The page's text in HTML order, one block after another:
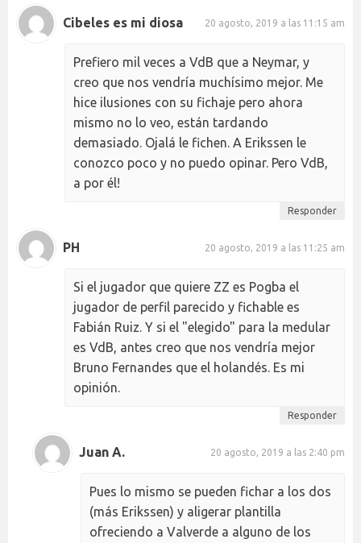
Cibeles es mi diosa 20 agosto, 2019 a las 11:15 am
Prefiero mil veces a VdB que a Neymar, y
creo que nos vendría muchísimo mejor. Me
hice ilusiones con su fichaje pero ahora
mismo no lo veo, están tardando
demasiado. Ojalá le fichen. A Erikssen le
conozco poco y no puedo opinar. Pero VdB,
a por él!
Responder
PH 20 agosto, 2019 a las 11:25 am
Si el jugador que quiere ZZ es Pogba el
jugador de perfil parecido y fichable es
Fabián Ruiz. Y si el "elegido" para la medular
es VdB, antes creo que nos vendría mejor
Bruno Fernandes que el holandés. Es mi
opinión.
Responder
Juan A. 20 agosto, 2019 a las 2:40 pm
Pues lo mismo se pueden fichar a los dos
(más Erikssen) y aligerar plantilla
ofreciendo a Valverde a alguno de los